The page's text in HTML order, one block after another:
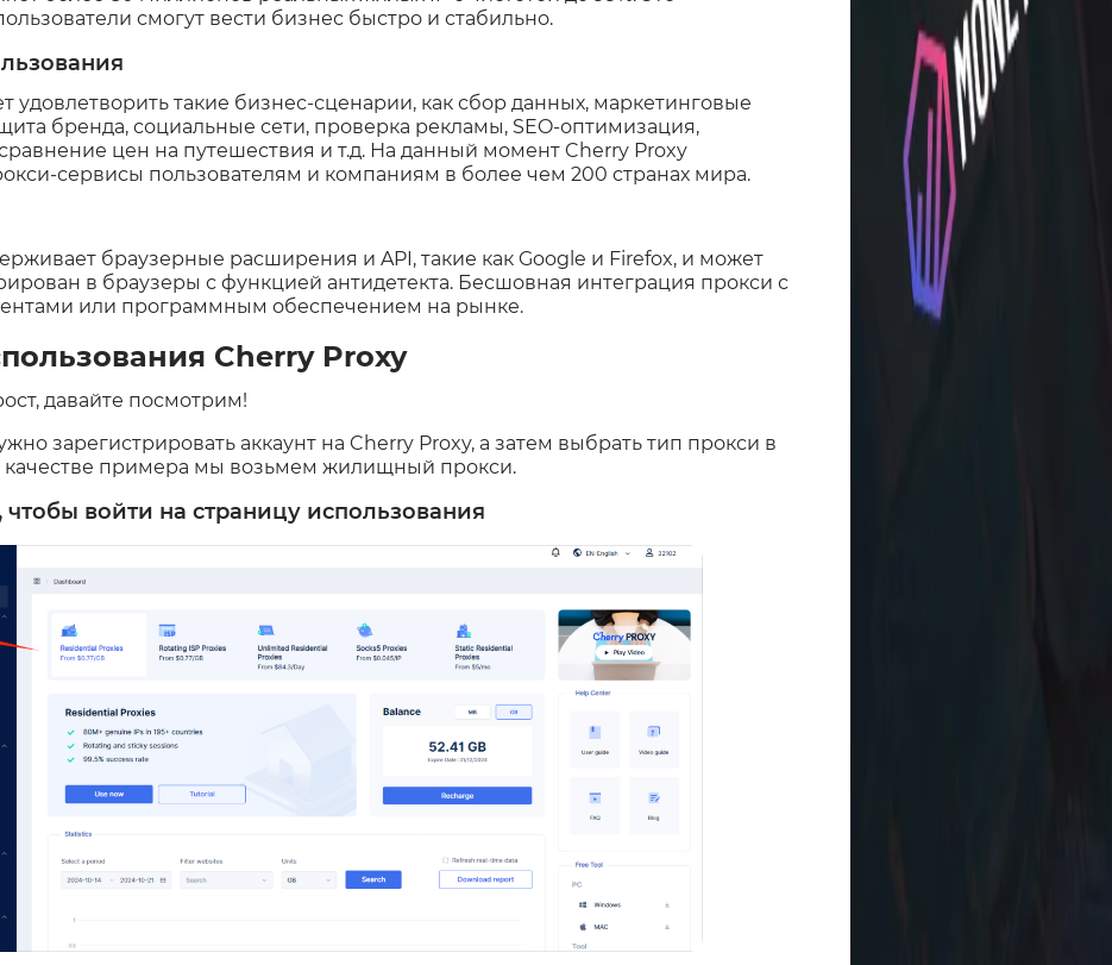
смогут вести бизнес быстро и стабильно.
удовлетворить такие бизнес-сценарии, как сбор данных, маркетинговые
бренда, социальные сети, проверка рекламы, SEO-оптимизация,
цен на путешествия и т.д. На данный момент Cherry Proxy
сервисы пользователям и компаниям в более чем 200 странах мира.
браузерные расширения и API, такие как Google и Firefox, и может
в браузеры с функцией антидетекта. Бесшовная интеграция прокси с
или программным обеспечением на рынке.
Cherry Proxy
давайте посмотрим!
зарегистрировать аккаунт на Cherry Proxy, а затем выбрать тип прокси в
качестве примера мы возьмем жилищный прокси.
войти на страницу использования